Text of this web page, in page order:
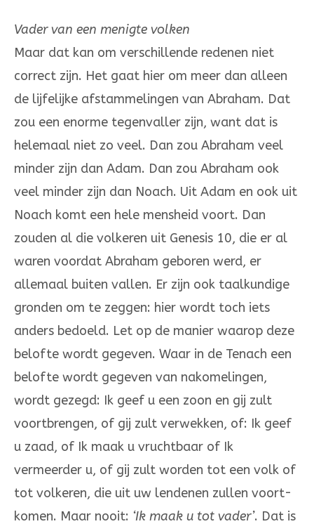
Vader van een menigte volken
Maar dat kan om verschillende redenen niet
correct zijn. Het gaat hier om meer dan alleen
de lijfelijke afstammelingen van Abra­ham. Dat
zou een enorme tegenvaller zijn, want dat is
helemaal niet zo veel. Dan zou Abraham veel
minder zijn dan Adam. Dan zou Abraham ook
veel min­der zijn dan Noach. Uit Adam en ook uit
Noach komt een hele mens­heid voort. Dan
zouden al die vol­keren uit Genesis 10, die er al
waren voordat Abraham geboren werd, er
allemaal buiten vallen. Er zijn ook taal­kundige
gronden om te zeggen: hier wordt toch iets
anders bedoeld. Let op de ma­nier waarop deze
belofte wordt gegeven. Waar in de Te­nach een
belofte wordt gegeven van nakomelingen,
wordt gezegd: Ik geef u een zoon en gij zult
voortbrengen, of gij zult verwekken, of: Ik geef
u zaad, of Ik maak u vruchtbaar of Ik
vermeerder u, of gij zult wor­den tot een volk of
tot volkeren, die uit uw lendenen zul­len voort­
ko­men. Maar nooit: ‘Ik maak u tot vader’. Dat is